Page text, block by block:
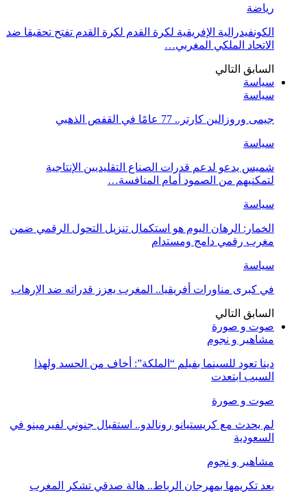
رياضة
الكونفيدرالية الإفريقية لكرة القدم لكرة القدم تفتح تحقيقا ضد
الاتحاد الملكي المغربي…
السابق التالي
سياسة
سياسة
جيمى وروزالين كارتر.. 77 عامًا في القفص الذهبي
سياسة
شميس يدعو لدعم قدرات الصناع التقليديين الإنتاجية
لتمكنيهم من الصمود أمام المنافسة…
سياسة
الخمار: الرهان اليوم هو استكمال تنزيل التحول الرقمي ضمن
مغرب رقمي دامج ومستدام
سياسة
في كبرى مناورات أفريقيا.. المغرب يعزز قدراته ضد الإرهاب
السابق التالي
صوت و صورة
مشاهير و نجوم
دينا تعود للسينما بفيلم “الملكة”: أخاف من الحسد ولهذا
السبب ابتعدت
صوت و صورة
لم يحدث مع كريستيانو رونالدو.. استقبال جنوني لفيرمينو في
السعودية
مشاهير و نجوم
بعد تكريمها بمهرجان الرباط.. هالة صدقي تشكر المغرب